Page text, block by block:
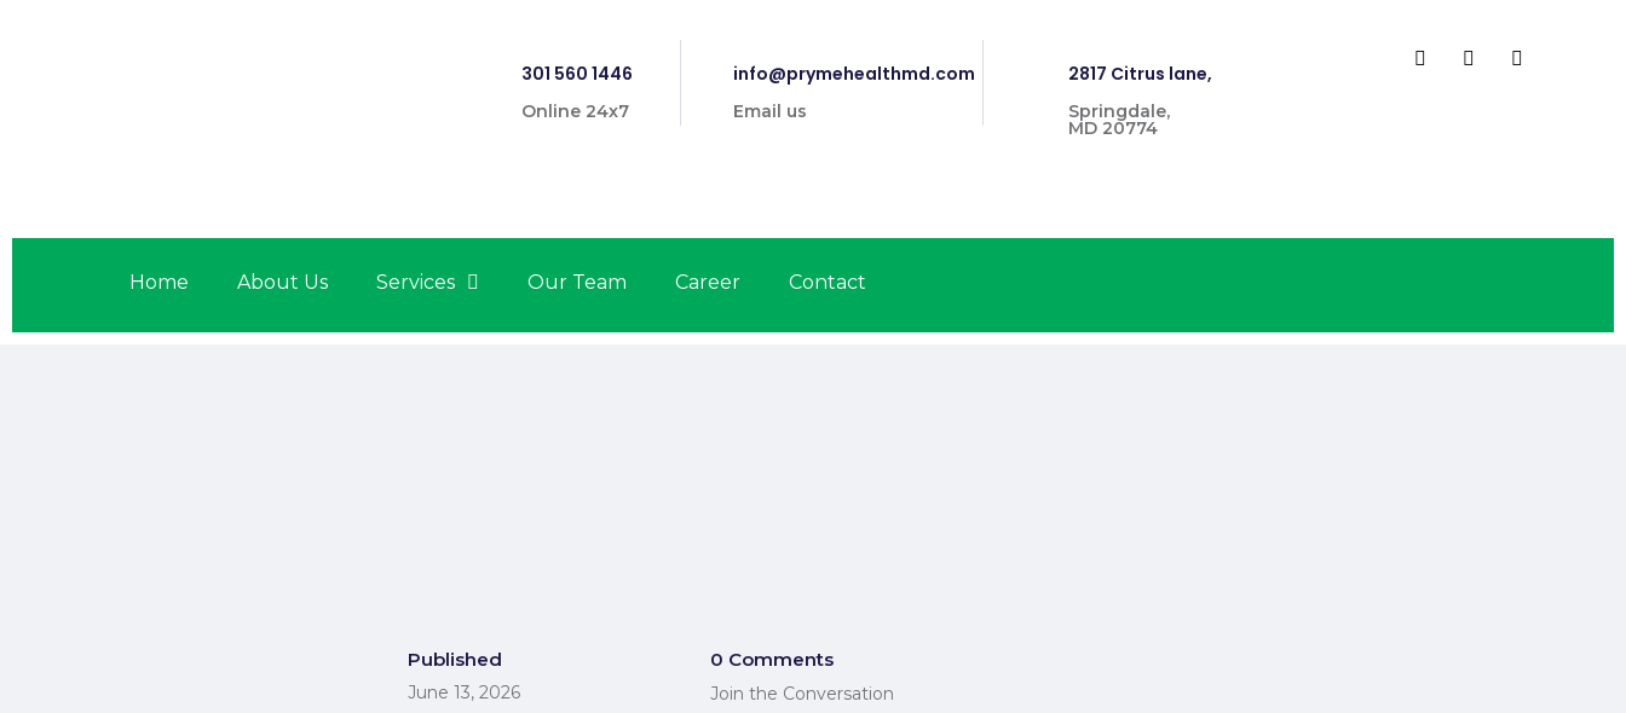
301 560 1446
Online 24x7
info@prymehealthmd.com
Email us
2817 Citrus lane,
Springdale,
MD 20774
Home About Us Services Our Team Career Contact
Published
June 13, 2026
0 Comments
Join the Conversation